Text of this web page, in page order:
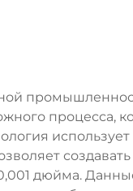
процесса,
дюйма.